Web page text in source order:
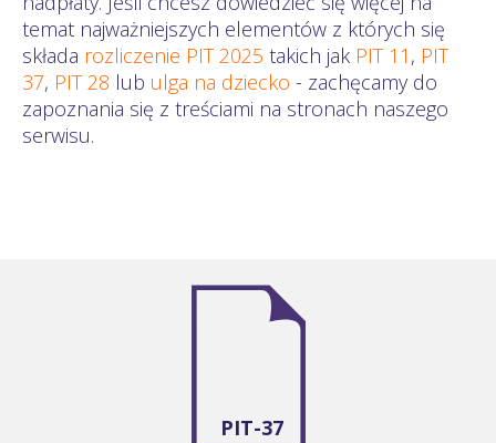
temat najważniejszych elementów z których się
składa rozliczenie PIT 2025 takich jak PIT 11 , PIT
37, PIT 28 lub ulga na dziecko - zachęcamy do
zapoznania się z treściami na stronach naszego
serwisu.
PIT-37